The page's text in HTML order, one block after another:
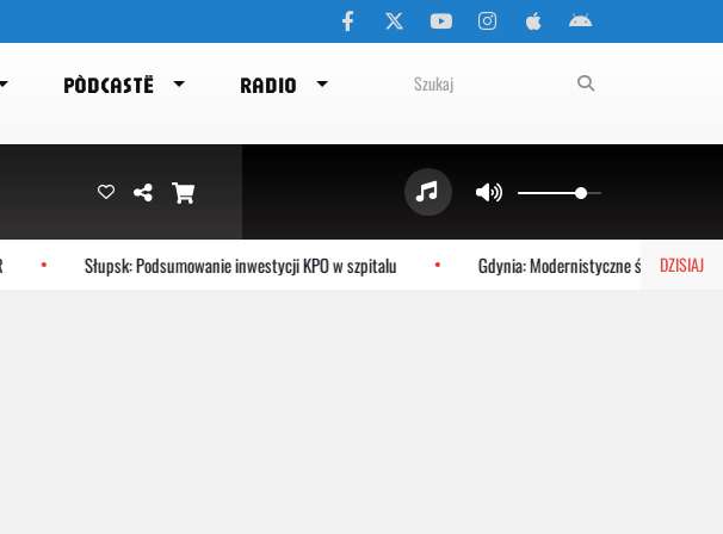
PÒDCASTË RADIO
DZISIAJ
Słupsk: Podsumowanie inwestycji KPO w szpitalu Gdynia: Modernistyczne śródmieście na